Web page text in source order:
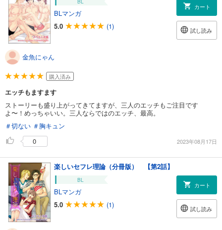
BL
BLマンガ
5.0
(1)
カート
試し読み
金魚にゃん
購入済み
エッチもますます
ストーリーも盛り上がってきてますが、三人のエッチもご注目です
よ〜！めっちゃいい。三人ならではのエッチ、最高。
＃切ない ＃胸キュン
0
2023年08月17日
楽しいセフレ理論（分冊版） 【第2話】
BL
BLマンガ
5.0
(1)
カート
試し読み